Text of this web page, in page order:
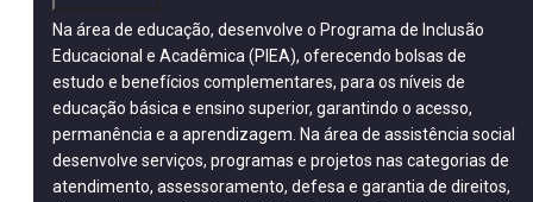
Na área de educação, desenvolve o Programa de Inclusão
Educacional e Acadêmica (PIEA), oferecendo bolsas de
estudo e benefícios complementares, para os níveis de
educação básica e ensino superior, garantindo o acesso,
permanência e a aprendizagem. Na área de assistência social
desenvolve serviços, programas e projetos nas categorias de
atendimento, assessoramento, defesa e garantia de direitos,